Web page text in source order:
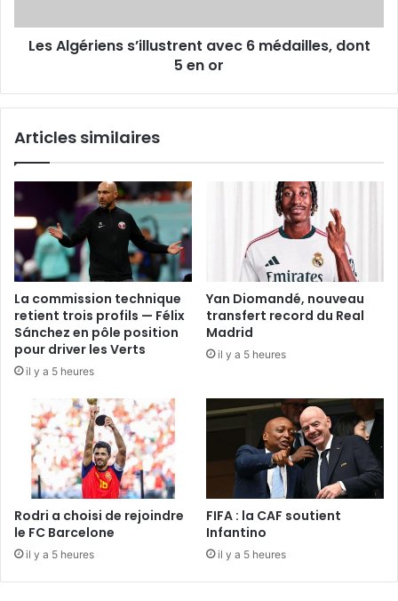
en
Les Algériens s’illustrent avec 6 médailles, dont
5 en or
Articles similaires
La commission technique
retient trois profils — Félix
Sánchez en pôle position
pour driver les Verts
il y a 5 heures
Yan Diomandé, nouveau
transfert record du Real
Madrid
il y a 5 heures
Rodri a choisi de rejoindre
le FC Barcelone
il y a 5 heures
FIFA : la CAF soutient
Infantino
il y a 5 heures